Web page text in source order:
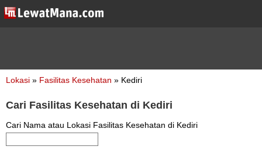
Lokasi » Fasilitas Kesehatan » Kediri
Cari Fasilitas Kesehatan di Kediri
Cari Nama atau Lokasi Fasilitas Kesehatan di Kediri